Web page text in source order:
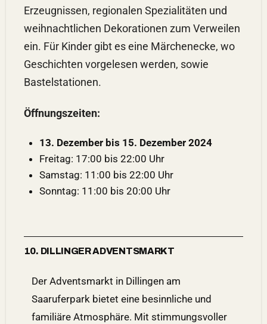
Erzeugnissen, regionalen Spezialitäten und
weihnachtlichen Dekorationen zum Verweilen
ein. Für Kinder gibt es eine Märchenecke, wo
Geschichten vorgelesen werden, sowie
Bastelstationen.
Öffnungszeiten:
13. Dezember bis 15. Dezember 2024
Freitag: 17:00 bis 22:00 Uhr
Samstag: 11:00 bis 22:00 Uhr
Sonntag: 11:00 bis 20:00 Uhr
10. DILLINGER ADVENTSMARKT
Der Adventsmarkt in Dillingen am
Saaruferpark bietet eine besinnliche und
familiäre Atmosphäre. Mit stimmungsvoller